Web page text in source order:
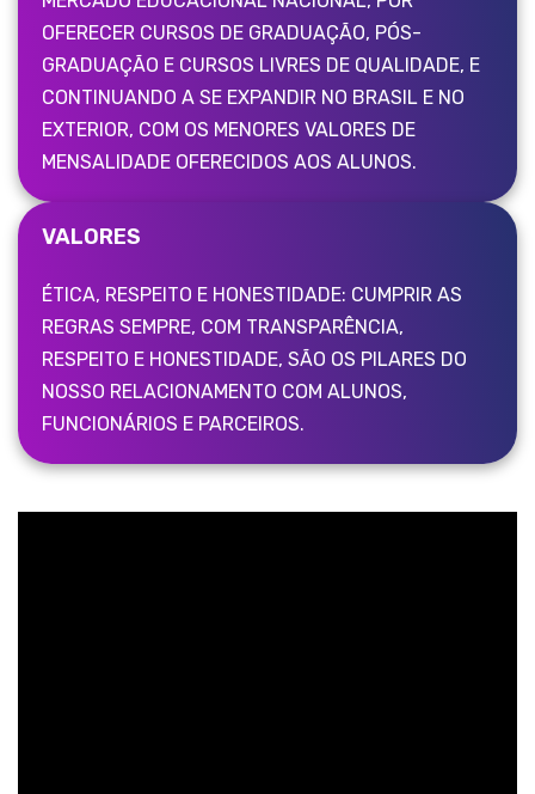
OFERECER CURSOS DE GRADUAÇÃO, PÓS-
GRADUAÇÃO E CURSOS LIVRES DE QUALIDADE, E
CONTINUANDO A SE EXPANDIR NO BRASIL E NO
EXTERIOR, COM OS MENORES VALORES DE
MENSALIDADE OFERECIDOS AOS ALUNOS.
VALORES
ÉTICA, RESPEITO E HONESTIDADE: CUMPRIR AS
REGRAS SEMPRE, COM TRANSPARÊNCIA,
RESPEITO E HONESTIDADE, SÃO OS PILARES DO
NOSSO RELACIONAMENTO COM ALUNOS,
FUNCIONÁRIOS E PARCEIROS.